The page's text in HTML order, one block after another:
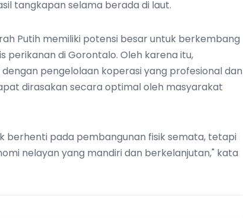
tangkapan selama berada di laut.
Putih memiliki potensi besar untuk berkembang
perikanan di Gorontalo. Oleh karena itu,
pengelolaan koperasi yang profesional dan
dirasakan secara optimal oleh masyarakat
berhenti pada pembangunan fisik semata, tetapi
nelayan yang mandiri dan berkelanjutan," kata